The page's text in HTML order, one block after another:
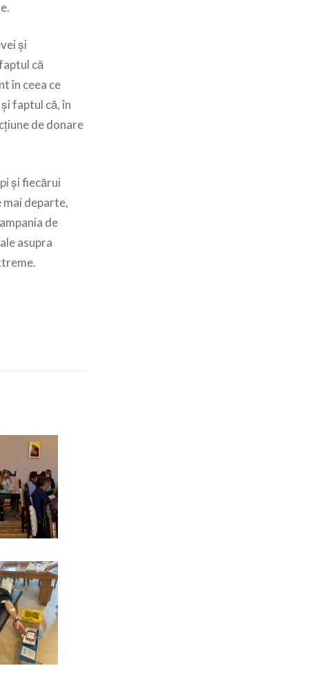
și
că
în ceea ce
faptul că, în
de donare
și fiecărui
departe,
de
asupra